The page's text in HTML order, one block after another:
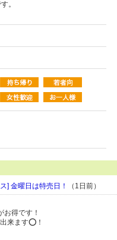
。
] 金曜日は特売日！ （1日前）
お得です！
来ます⭕️！